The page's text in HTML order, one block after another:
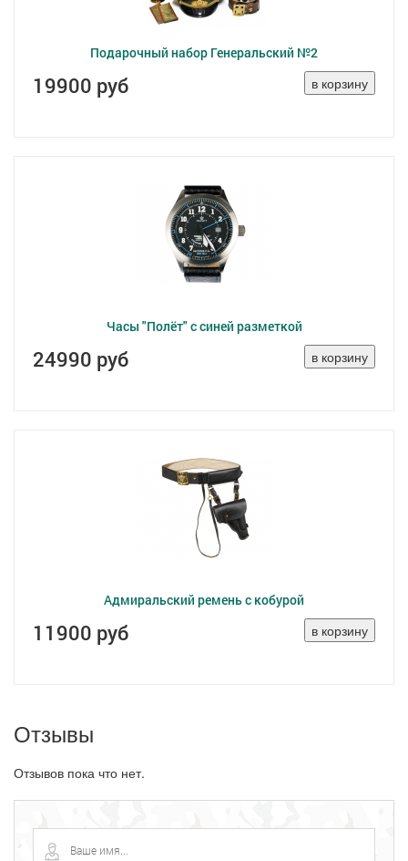
Подарочный набор Генеральский №2
19900 руб
Часы "Полёт" с синей разметкой
24990 руб
Адмиральский ремень с кобурой
11900 руб
Отзывы
Отзывов пока что нет.